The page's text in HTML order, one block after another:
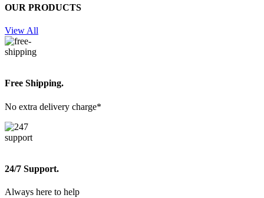
OUR PRODUCTS
View All
Free Shipping.
No extra delivery charge*
24/7 Support.
Always here to help